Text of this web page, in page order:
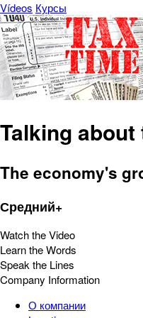
Vídeos Курсы
Talking
The economy's
Средний+
Watch the Video
Learn the Words
Speak the Lines
Company Information
О компании